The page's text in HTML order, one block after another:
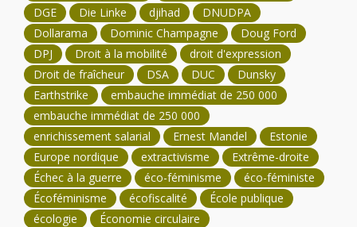
DGE
Die Linke djihad
DNUDPA
Dollarama
Dominic Champagne
Doug Ford
DPJ
Droit à la mobilité
droit d'expression
Droit de fraîcheur
DSA DUC
Dunsky
Earthstrike
embauche immédiat de 250 000
embauche immédiat de 250 000
enrichissement salarial
Ernest Mandel
Estonie
Europe nordique
extractivisme
Extrême-droite
Échec à la guerre
éco-féminisme
éco-féministe
Écoféminisme
écofiscalité
École publique
écologie
Économie circulaire